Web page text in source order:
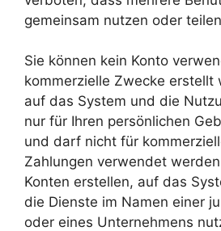
gemeinsam nutzen oder
Sie können kein Konto
kommerzielle Zwecke erstellt
auf das System und die
nur für Ihren persönlichen
und darf nicht für
Zahlungen verwendet
Konten erstellen, auf das
die Dienste im Namen einer
oder eines Unternehmens